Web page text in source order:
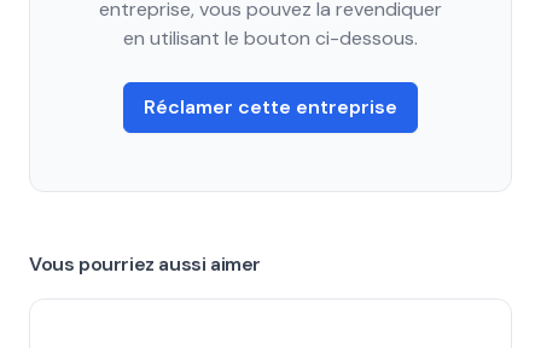
entreprise, vous pouvez la revendiquer
en utilisant le bouton ci-dessous.
Réclamer cette entreprise
Vous pourriez aussi aimer